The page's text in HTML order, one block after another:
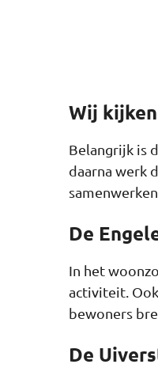
Wij
Belangrijk is
daarna werk
De
In het
activiteit.
bewoners
De